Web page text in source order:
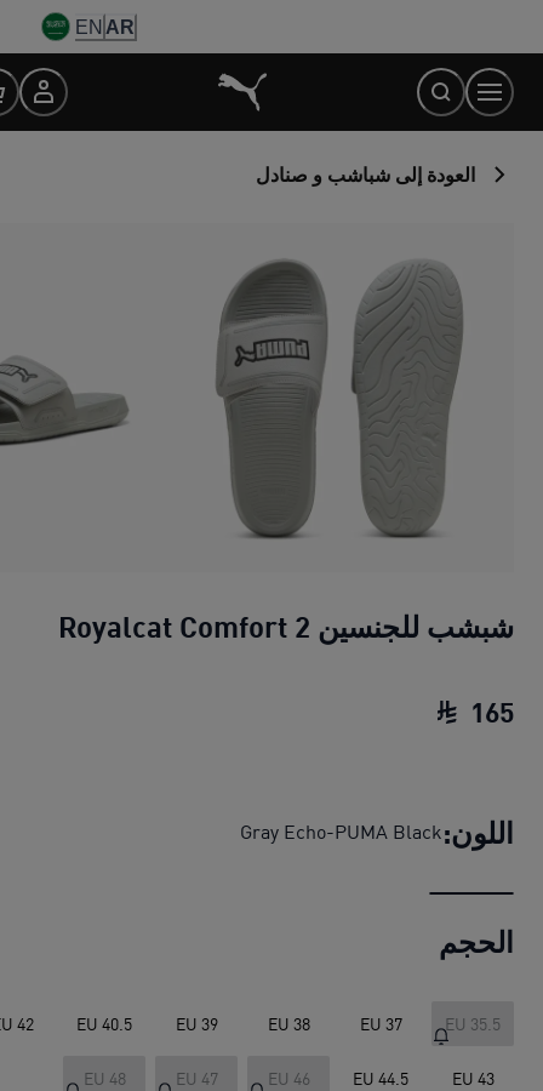
Content
AR
EN
العودة إلى شباشب و صنادل
شبشب للجنسين Royalcat Comfort 2
165
اللون:Gray Echo-PUMA Black
الحجم
EU 35.5
EU 37
EU 38
EU 39
EU 40.5
42
EU 43
EU 44.5
EU 46
EU 47
EU 48